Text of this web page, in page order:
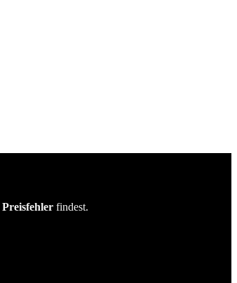
Preisfehler findest.